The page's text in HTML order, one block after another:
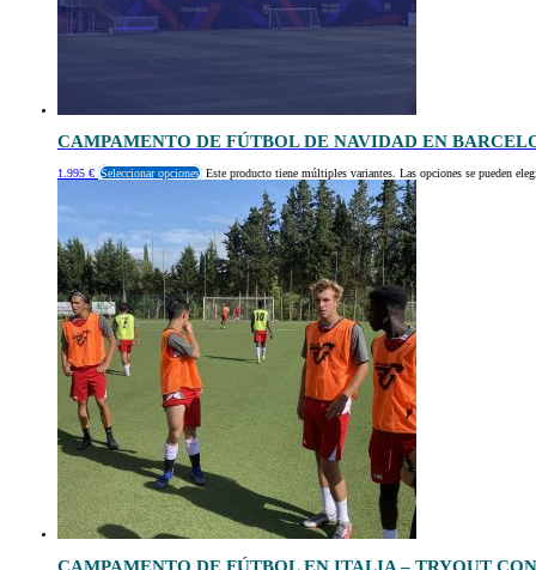
CAMPAMENTO DE FÚTBOL DE NAVIDAD EN
1.995 € Seleccionar opciones Este producto tiene múltiples variantes. Las opciones se pueden